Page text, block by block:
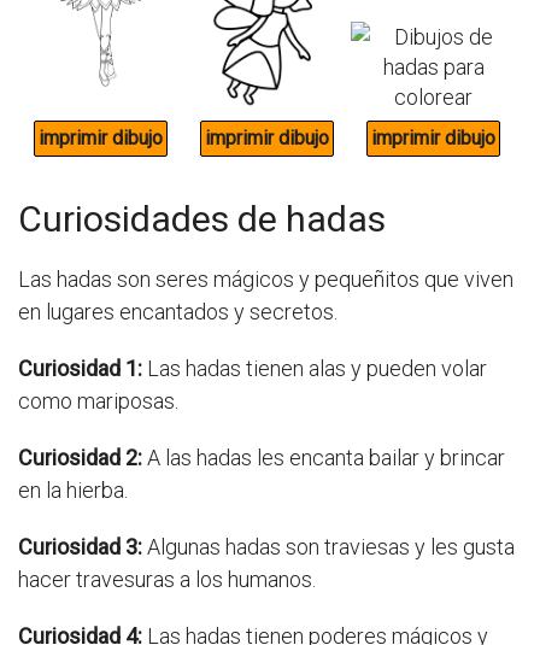
Curiosidades de hadas
Las hadas son seres mágicos y pequeñitos que viven
en lugares encantados y secretos.
Curiosidad 1: Las hadas tienen alas y pueden volar
como mariposas.
Curiosidad 2:A las hadas les encanta bailar y brincar
en la hierba.
Curiosidad 3:Algunas hadas son traviesas y les gusta
hacer travesuras a los humanos.
Curiosidad 4: Las hadas tienen poderes mágicos y